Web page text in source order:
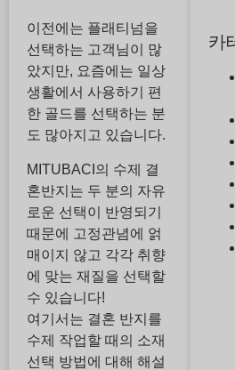
이전에는 플래티넘을
선택하는 고객님이 많
았지만, 요즘에는 일상
생활에서 사용하기 편
한 골드를 선택하는 분
도 많아지고 있습니다.
MITUBACI의 수제 결
혼반지는 두 분의 자유
로운 선택이 반영되기
때문에 고정관념에 얽
매이지 않고 각각 취향
에 맞는 재질을 선택할
수 있습니다!
여기서는 결혼 반지를
수제 작업할 때의 소재
선택 방법에 대해 해설
카